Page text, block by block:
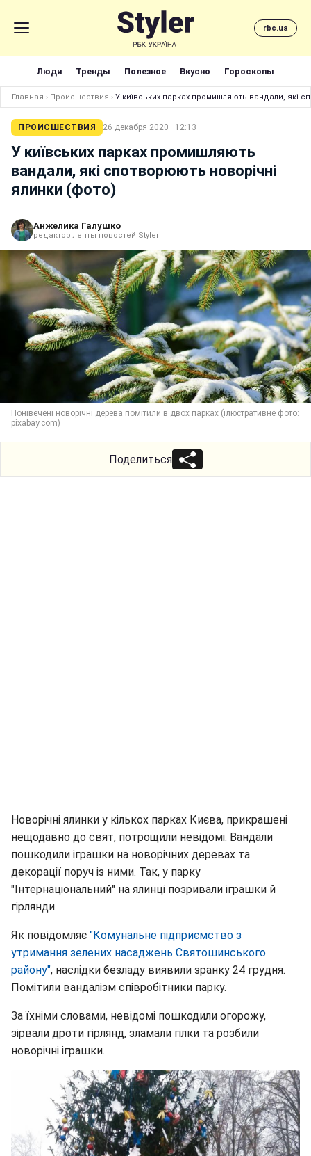
rbc.ua
Люди Тренды Полезное Вкусно Гороскопы
Главная › Происшествия › У київських парках промишляють вандали, які
ПРОИСШЕСТВИЯ 26 декабря 2020 · 12:13
У київських парках промишляють
вандали, які спотворюють новорічні
ялинки (фото)
Анжелика Галушко
редактор ленты новостей Styler
Понівечені новорічні дерева помітили в двох парках (ілюстративне фото:
pixabay.com)
Поделиться
Новорічні ялинки у кількох парках Києва, прикрашені
нещодавно до свят, потрощили невідомі. Вандали
пошкодили іграшки на новорічних деревах та
декорації поруч із ними. Так, у парку
"Інтернаціональний" на ялинці позривали іграшки й
гірлянди.
Як повідомляє "Комунальне підприємство з
утримання зелених насаджень Святошинського
району", наслідки безладу виявили зранку 24 грудня.
Помітили вандалізм співробітники парку.
За їхніми словами, невідомі пошкодили огорожу,
зірвали дроти гірлянд, зламали гілки та розбили
новорічні іграшки.